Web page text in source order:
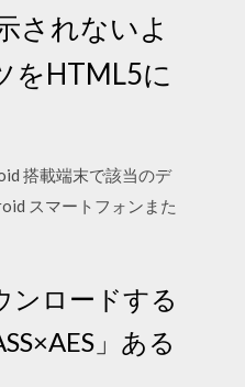
されないよ
をHTML5に
搭載端末で該当のデ
スマートフォンまた
ンロードする
」ある